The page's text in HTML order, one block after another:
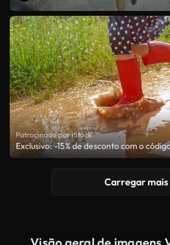
Patrocinado por iStock
Exclusivo: -15% de desconto com o
Carregar mais